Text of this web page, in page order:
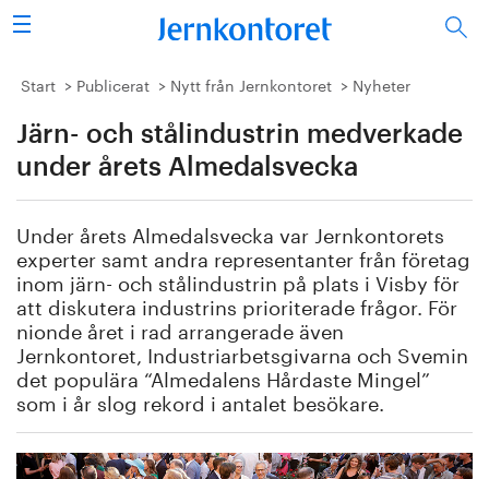
Sök
Stålindustrin
Vision 2050
Energi/miljö
Vi tycker
Publicerat
Bildbank
Om oss
Start Publicerat Nytt från Jernkontoret Nyheter
Järn- och stålindustrin medverkade
under årets Almedalsvecka
Under årets Almedalsvecka var Jernkontorets
experter samt andra representanter från företag
inom järn- och stålindustrin på plats i Visby för
att diskutera industrins prioriterade frågor. För
nionde året i rad arrangerade även
Jernkontoret, Industriarbetsgivarna och Svemin
det populära “Almedalens Hårdaste Mingel”
som i år slog rekord i antalet besökare.